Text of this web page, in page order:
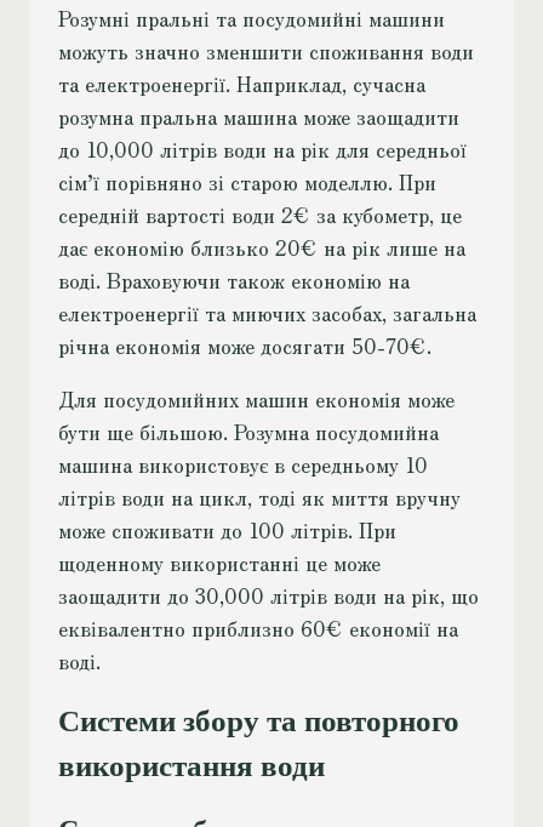
Розумні пральні та посудомийні машини
можуть значно зменшити споживання води
та електроенергії. Наприклад, сучасна
розумна пральна машина може заощадити
до 10,000 літрів води на рік для середньої
сім’ї порівняно зі старою моделлю. При
середній вартості води 2€ за кубометр, це
дає економію близько 20€ на рік лише на
воді. Враховуючи також економію на
електроенергії та миючих засобах, загальна
річна економія може досягати 50-70€.
Для посудомийних машин економія може
бути ще більшою. Розумна посудомийна
машина використовує в середньому 10
літрів води на цикл, тоді як миття вручну
може споживати до 100 літрів. При
щоденному використанні це може
заощадити до 30,000 літрів води на рік, що
еквівалентно приблизно 60€ економії на
воді.
Системи збору та повторного
використання води